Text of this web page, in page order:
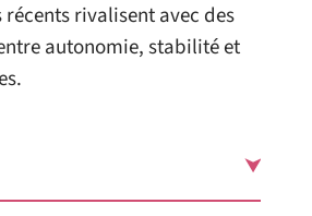
rivalisent avec des
autonomie, stabilité et